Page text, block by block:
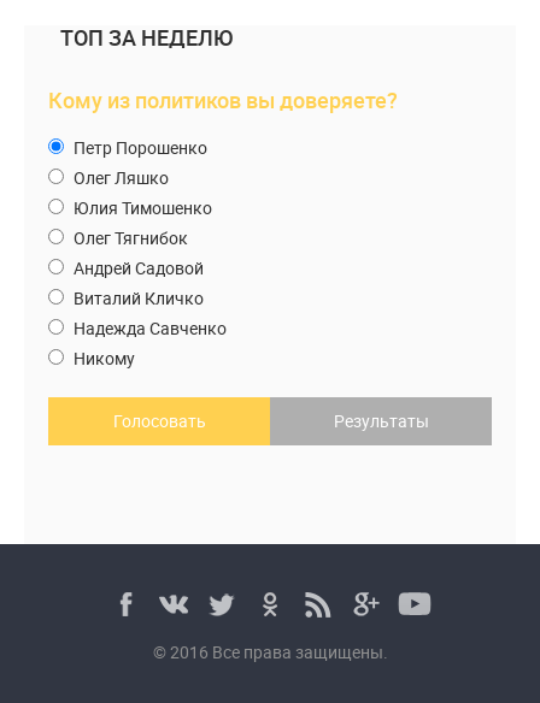
ТОП ЗА НЕДЕЛЮ
Кому из политиков вы доверяете?
Петр Порошенко
Олег Ляшко
Юлия Тимошенко
Олег Тягнибок
Андрей Садовой
Виталий Кличко
Надежда Савченко
Никому
Голосовать Результаты
© 2016 Все права защищены.